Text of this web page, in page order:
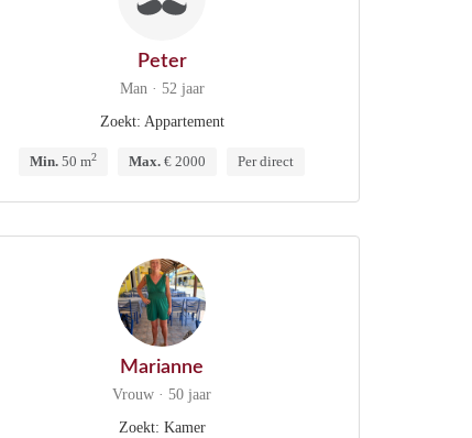
Peter
Man · 52 jaar
Zoekt: Appartement
Min. 50 m2 Max. € 2000 Per direct
Marianne
Vrouw · 50 jaar
Zoekt: Kamer